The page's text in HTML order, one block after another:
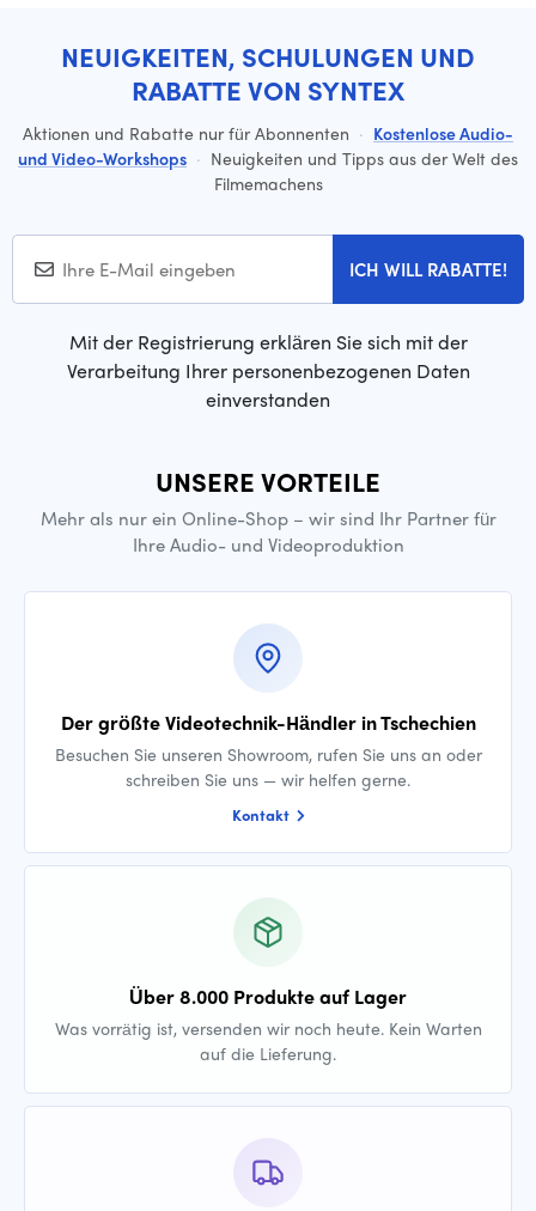
NEUIGKEITEN, SCHULUNGEN UND
RABATTE VON SYNTEX
Aktionen und Rabatte nur für Abonnenten · Kostenlose Audio-
und Video-Workshops · Neuigkeiten und Tipps aus der Welt des
Filmemachens
ICH WILL RABATTE!
Mit der Registrierung erklären Sie sich mit der
Verarbeitung Ihrer personenbezogenen Daten
einverstanden
UNSERE VORTEILE
Mehr als nur ein Online-Shop – wir sind Ihr Partner für
Ihre Audio- und Videoproduktion
Der größte Videotechnik-Händler in Tschechien
Besuchen Sie unseren Showroom, rufen Sie uns an oder
schreiben Sie uns — wir helfen gerne.
Kontakt
Über 8.000 Produkte auf Lager
Was vorrätig ist, versenden wir noch heute. Kein Warten
auf die Lieferung.